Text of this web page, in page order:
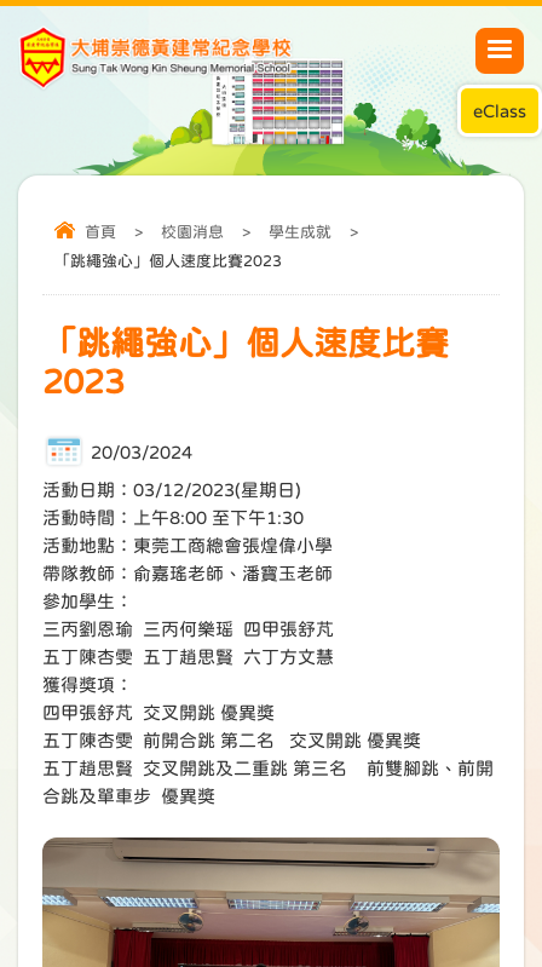
eClass
首頁 > 校園消息 > 學生成就
>
「跳繩強心」個人速度比賽2023
「跳繩強心」個人速度比賽
2023
20/03/2024
活動日期：03/12/2023(星期日)
活動時間：上午8:00 至下午1:30
活動地點：東莞工商總會張煌偉小學
帶隊教師：俞嘉瑤老師、潘寶玉老師
參加學生：
三丙劉恩瑜 三丙何樂瑶 四甲張舒芃
五丁陳杏雯 五丁趙思賢 六丁方文慧
獲得獎項：
四甲張舒芃 交叉開跳 優異獎
五丁陳杏雯 前開合跳 第二名 交叉開跳 優異獎
五丁趙思賢 交叉開跳及二重跳 第三名 前雙腳跳、前開
合跳及單車步 優異獎